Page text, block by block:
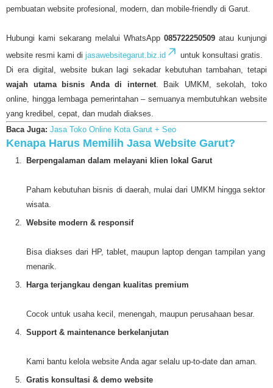
pembuatan website profesional, modern, dan mobile-friendly di Garut.
Hubungi kami sekarang melalui WhatsApp 085722250509 atau kunjungi
website resmi kami di jasawebsitegarut.biz.id
untuk konsultasi gratis.
Di era digital, website bukan lagi sekadar kebutuhan tambahan, tetapi
wajah utama bisnis Anda di internet. Baik UMKM, sekolah, toko
online, hingga lembaga pemerintahan – semuanya membutuhkan website
yang kredibel, cepat, dan mudah diakses.
Baca Juga: Jasa Toko Online Kota Garut + Seo
Kenapa Harus Memilih Jasa Website Garut?
Berpengalaman dalam melayani klien lokal Garut
Paham kebutuhan bisnis di daerah, mulai dari UMKM hingga sektor
wisata.
Website modern & responsif
Bisa diakses dari HP, tablet, maupun laptop dengan tampilan yang
menarik.
Harga terjangkau dengan kualitas premium
Cocok untuk usaha kecil, menengah, maupun perusahaan besar.
Support & maintenance berkelanjutan
Kami bantu kelola website Anda agar selalu up-to-date dan aman.
Gratis konsultasi & demo website